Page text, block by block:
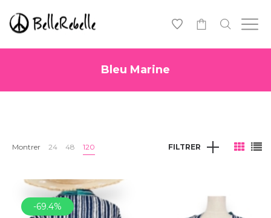
Bleu Marine
Montrer 24 48 120 FILTRER
-69.4%